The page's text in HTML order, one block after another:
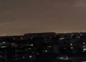
将来的
創造力